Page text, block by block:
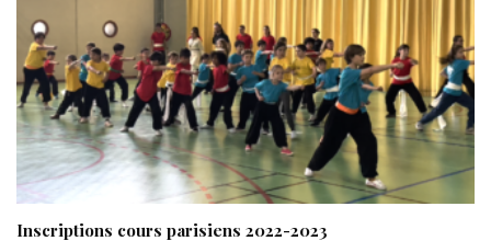
Inscriptions cours parisiens 2022-2023